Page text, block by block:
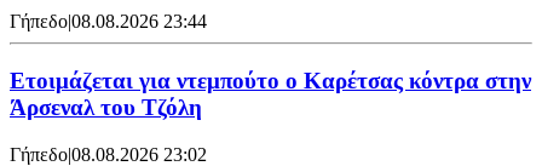
Γήπεδο|08.08.2026 23:44
Ετοιμάζεται για ντεμπούτο ο Καρέτσας κόντρα στην
Άρσεναλ του Τζόλη
Γήπεδο|08.08.2026 23:02